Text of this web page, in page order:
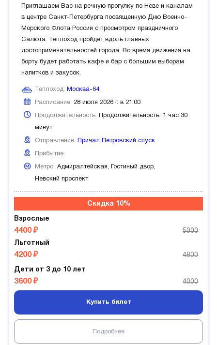
Приглашаем Вас на речную прогулку по Неве и каналам
в центре Санкт-Петербурга посвященную Дню Военно-
Морского Флота России с просмотром праздничного
Салюта. Теплоход пройдет вдоль главных
достопримечательностей города. Во время движения на
борту будет работать кафе и бар с большим выборам
напитков и закусок.
Теплоход: Москва-64
Расписание: 28 июля 2026 г. в 21:00
Продолжительность: Продолжительность: 1 час 30
минут
Отправление: Причал Петровский спуск
Прибытие:
Метро: Адмиралтейская, Гостиный двор,
Невский проспект
Скидка 10%
Взрослые
5000
4400 ₽
Льготный
4800
4200 ₽
Дети от 3 до 10 лет
4000
3600 ₽
Купить билет
Подробнее